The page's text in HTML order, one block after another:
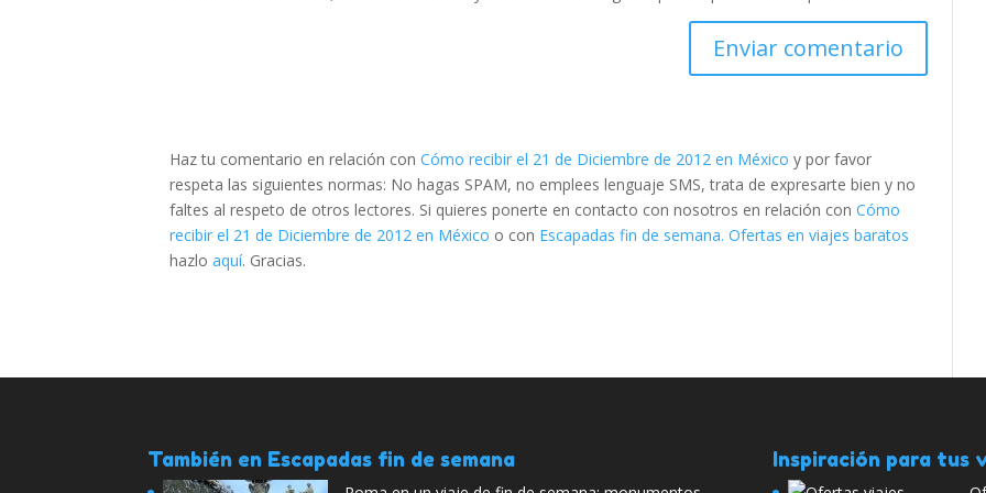
Haz tu comentario en relación conCómo recibir el 21 de Diciembre de 2012 en México y por favor
respeta las siguientes normas: No hagas SPAM, no emplees lenguaje SMS, trata de expresarte bien y no
faltes al respeto de otros lectores. Si quieres ponerte en contacto con nosotros en relación conCómo
recibir el 21 de Diciembre de 2012 en México o con Escapadas fin de semana. Ofertas en viajes baratos
hazloaquí. Gracias.
También en Escapadas fin de semana Inspiración para tus